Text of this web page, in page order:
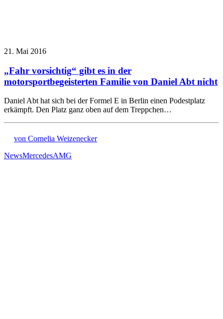
21. Mai 2016
„Fahr vorsichtig“ gibt es in der
motorsportbegeisterten Familie von Daniel Abt nicht
Daniel Abt hat sich bei der Formel E in Berlin einen Podestplatz
erkämpft. Den Platz ganz oben auf dem Treppchen…
von Cornelia Weizenecker
NewsMercedesAMG